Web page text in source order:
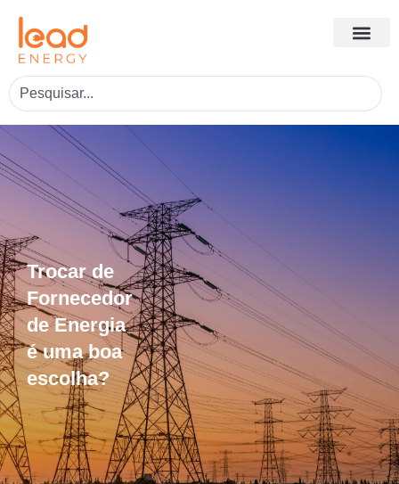
Trocar de
Fornecedor
de Energia
é uma boa
escolha?